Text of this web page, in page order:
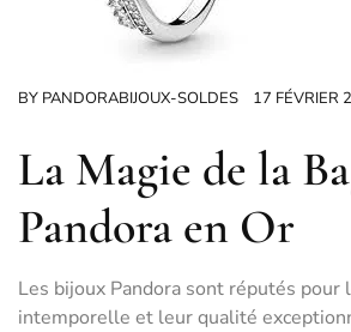
BY PANDORABIJOUX-SOLDES 17 FÉVRIER
La Magie de la
Pandora en Or
Les bijoux Pandora sont réputés pour
intemporelle et leur qualité